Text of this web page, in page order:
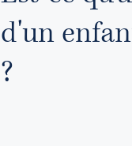
Droit administratif
d'un
?